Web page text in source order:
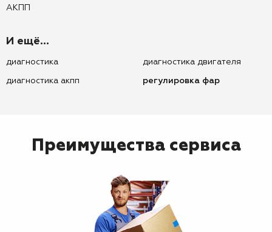
АКПП
И ещё...
диагностика
диагностика акпп
диагностика двигателя
регулировка фар
Преимущества сервиса